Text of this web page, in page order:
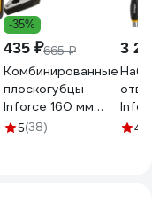
-35%
435 ₽665 ₽
Комбинированные
плоскогубцы
Inforce 160 мм
06-18-01
5(38)
3
4.6